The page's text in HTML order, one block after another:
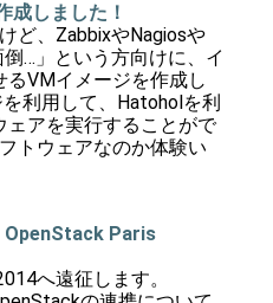
成しました！
ど、ZabbixやNagiosや
…」という方向けに、イ
VMイメージを作成し
利用して、Hatoholを利
ェアを実行することがで
トウェアなのか体験い
OpenStack Paris
へ遠征します。